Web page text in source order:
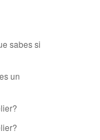
sabes si
un